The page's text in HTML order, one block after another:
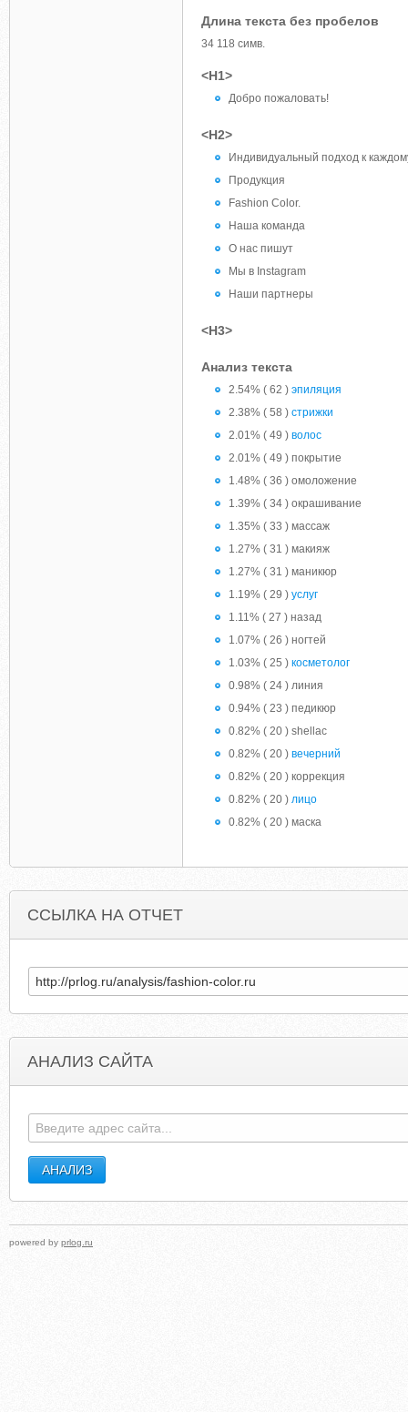
Длина текста без пробелов
34 118 симв.
<H1>
Добро пожаловать!
<H2>
Индивидуальный подход к
Продукция
Fashion Color.
Наша команда
О нас пишут
Мы в Instagram
Наши партнеры
<H3>
Анализ текста
2.54% ( 62 ) эпиляция
2.38% ( 58 ) стрижки
2.01% ( 49 ) волос
2.01% ( 49 ) покрытие
1.48% ( 36 ) омоложение
1.39% ( 34 ) окрашивание
1.35% ( 33 ) массаж
1.27% ( 31 ) макияж
1.27% ( 31 ) маникюр
1.19% ( 29 ) услуг
1.11% ( 27 ) назад
1.07% ( 26 ) ногтей
1.03% ( 25 ) косметолог
0.98% ( 24 ) линия
0.94% ( 23 ) педикюр
0.82% ( 20 ) shellac
0.82% ( 20 ) вечерний
0.82% ( 20 ) коррекция
0.82% ( 20 ) лицо
0.82% ( 20 ) маска
ССЫЛКА НА ОТЧЕТ
АНАЛИЗ САЙТА
powered by prlog.ru